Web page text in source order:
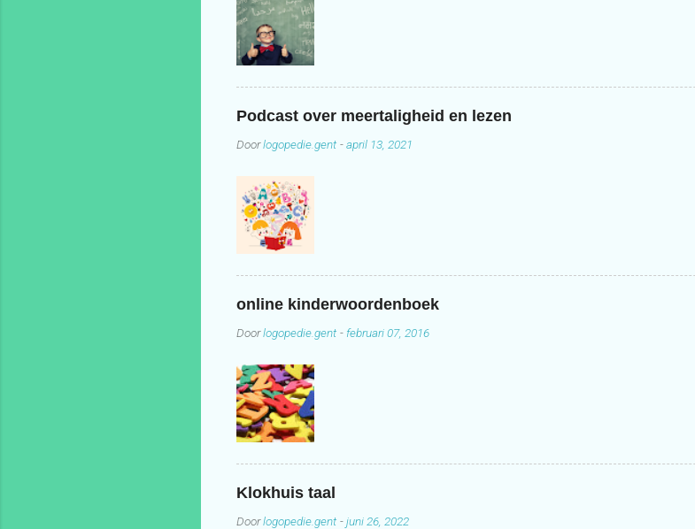
Podcast over meertaligheid en lezen
Doorlogopedie.gent -april 13, 2021
online kinderwoordenboek
Doorlogopedie.gent - februari 07, 2016
Klokhuis taal
Doorlogopedie.gent -juni 26, 2022